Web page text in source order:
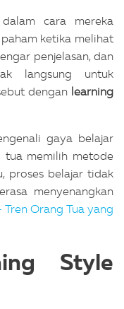
cara mereka
ketika melihat
penjelasan, dan
langsung untuk
dengan learning
gaya belajar
tua memilih metode
proses belajar tidak
menyenangkan
Orang Tua yang
Style